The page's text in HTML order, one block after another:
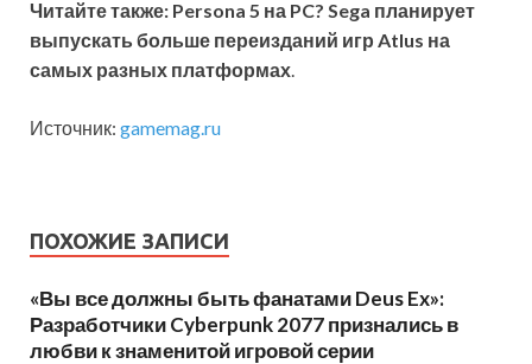
Читайте также: Persona 5 на PC? Sega планирует
выпускать больше переизданий игр Atlus на
самых разных платформах
Источник: gamemag.ru
ПОХОЖИЕ ЗАПИСИ
«Вы все должны быть фанатами Deus Ex»:
Разработчики Cyberpunk 2077 признались в
любви к знаменитой игровой серии